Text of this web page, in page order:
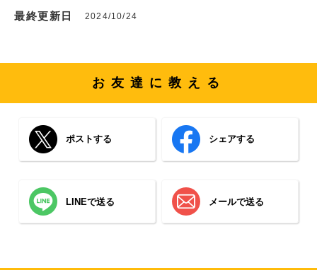
最終更新日 2024/10/24
お友達に教える
ポストする シェアする
LINEで送る メールで送る